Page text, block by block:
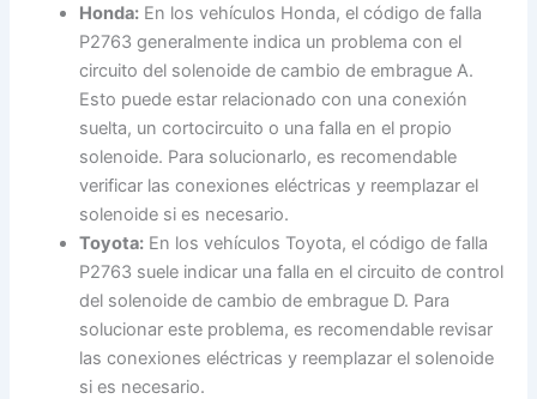
Honda: En los vehículos Honda, el código de falla
P2763 generalmente indica un problema con el
circuito del solenoide de cambio de embrague A.
Esto puede estar relacionado con una conexión
suelta, un cortocircuito o una falla en el propio
solenoide. Para solucionarlo, es recomendable
verificar las conexiones eléctricas y reemplazar el
solenoide si es necesario.
Toyota: En los vehículos Toyota, el código de falla
P2763 suele indicar una falla en el circuito de control
del solenoide de cambio de embrague D. Para
solucionar este problema, es recomendable revisar
las conexiones eléctricas y reemplazar el solenoide
si es necesario.